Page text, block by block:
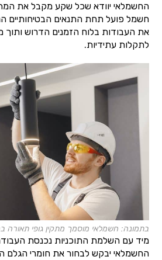
החשמלאי יוודא שכל שקע מקבל את
חשמל פועל תחת התנאים הבטיחותיים
את העבודות בלוח הזמנים הדרוש ותוך
לתקלות עתידיות.
בתמונה: חשמלאי מוסמך מתקין גופי תאורה
מיד עם השלמת התוכניות נכנסת
החשמלאי יבקש לבחור את חומרי הגלם